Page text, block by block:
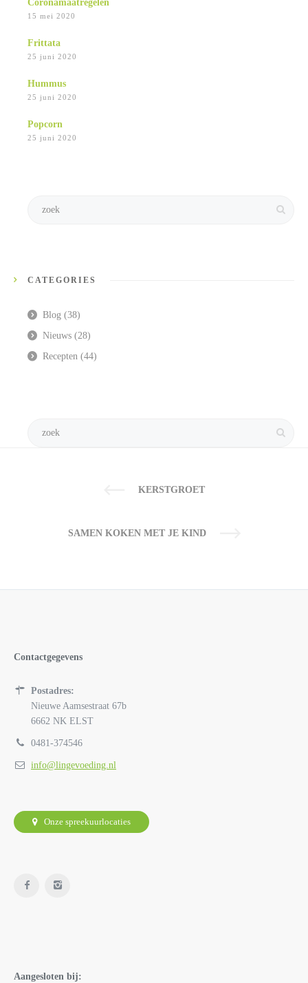
Coronamaatregelen
15 mei 2020
Frittata
25 juni 2020
Hummus
25 juni 2020
Popcorn
25 juni 2020
CATEGORIES
Blog (38)
Nieuws (28)
Recepten (44)
KERSTGROET
SAMEN KOKEN MET JE KIND
Contactgegevens
Postadres:
Nieuwe Aamsestraat 67b
6662 NK ELST
0481-374546
info@lingevoeding.nl
Onze spreekuurlocaties
Aangesloten bij: